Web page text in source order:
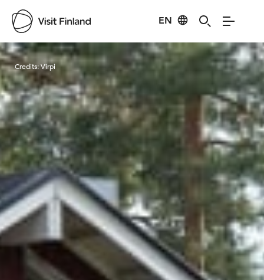
EN
Visit Finland
Credits:Virpi